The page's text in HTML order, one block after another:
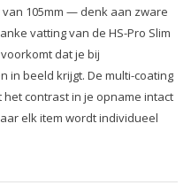
105mm — denk aan zware
vatting van de HS-Pro Slim
dat je bij
in beeld krijgt. De multi-coating
contrast in je opname intact
elk item wordt individueel